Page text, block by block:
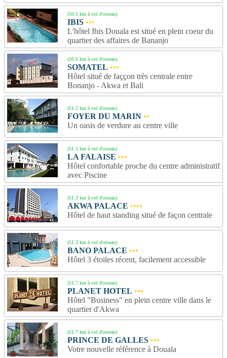
(50.5 km à vol d'oiseau)
IBIS •••
L'hôtel Ibis Douala est situé en plein coeur du
quartier des affaires de Bananjo
(50.6 km à vol d'oiseau)
SOMATEL •••
Hôtel situé de faççon très centrale entre
Bonanjo - Akwa et Bali
(51.2 km à vol d'oiseau)
FOYER DU MARIN ••
Un oasis de verdure au centre ville
(51.3 km à vol d'oiseau)
LA FALAISE •••
Hôtel confortable proche du centre administratif
avec Piscine
(51.3 km à vol d'oiseau)
AKWA PALACE ••••
Hôtel de haut standing situé de façon centrale
(51.3 km à vol d'oiseau)
BANO PALACE •••
Hôtel 3 étoiles récent, facilement accessible
(51.7 km à vol d'oiseau)
PLANET HOTEL •••
Hôtel "Business" en plein centre ville dans le
quartier d'Akwa
(51.7 km à vol d'oiseau)
PRINCE DE GALLES •••
Votre nouvelle référence à Douala